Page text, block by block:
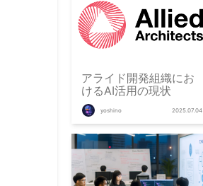
アライド開発組織にお
けるAI活用の現状
yoshino 2025.07.04